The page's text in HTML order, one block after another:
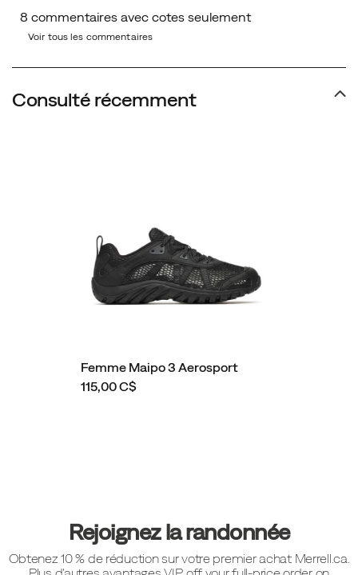
Voir tous les commentaires
Consulté récemment
Femme Maipo 3 Aerosport
115,00 C$
page
Rejoignez la randonnée
Obtenez 10 % de réduction sur votre premier achat Merrell.ca.